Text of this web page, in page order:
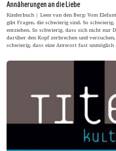
Annäherungen an die Liebe
Kinderbuch | Leen van den Berg: Vom
gibt Fragen, die schwierig sind. So
entziehen. So schwierig, dass sich nicht nur
darüber den Kopf zerbrechen und
schwierig, dass eine Antwort fast unmöglich